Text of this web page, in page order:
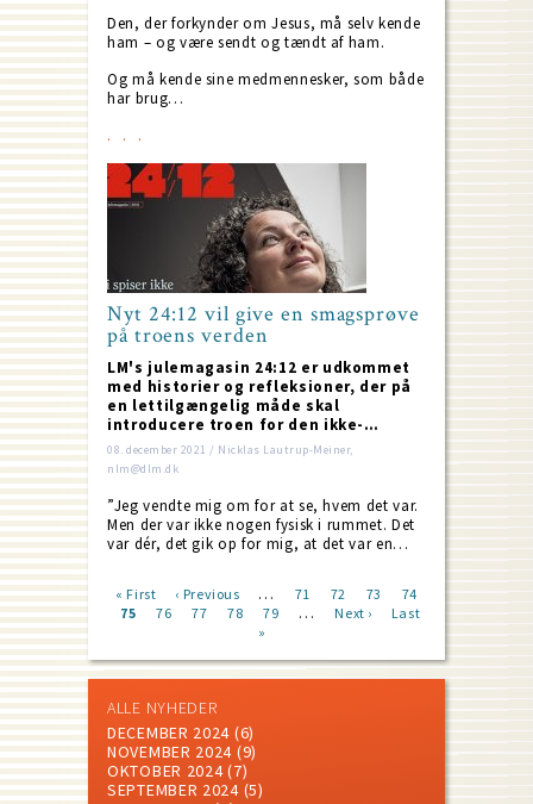
Den, der forkynder om Jesus, må selv kende
ham – og være sendt og tændt af ham.
Og må kende sine medmennesker, som både
har brug…
Nyt 24:12 vil give en smagsprøve
på troens verden
LM's julemagasin 24:12 er udkommet
med historier og refleksioner, der på
en lettilgængelig måde skal
introducere troen for den ikke-…
08. december 2021 / Nicklas Lautrup-Meiner,
nlm@dlm.dk
”Jeg vendte mig om for at se, hvem det var.
Men der var ikke nogen fysisk i rummet. Det
var dér, det gik op for mig, at det var en…
Pagination
First
page
« First
Previous
page
‹ Previous … Page
71 Page
72 Page
73 Page
74
Current
75 Page
76 Page
77 Page
78 Page
79 …
Next
Next ›
Last
Last
»
ALLE NYHEDER
DECEMBER 2024 (6)
NOVEMBER 2024 (9)
OKTOBER 2024(7)
SEPTEMBER 2024(5)